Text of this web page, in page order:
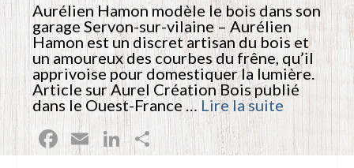
Aurélien Hamon modèle le bois dans son
garage Servon-sur-vilaine – Aurélien
Hamon est un discret artisan du bois et
un amoureux des courbes du frêne, qu’il
apprivoise pour domestiquer la lumière.
Article sur Aurel Création Bois publié
dans le Ouest-France …Lire la suite
Facebook
EmailLinkedIn
Partager